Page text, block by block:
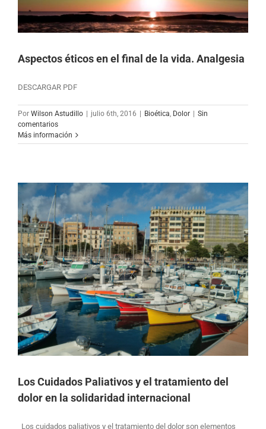
Aspectos éticos en el final de la vida. Analgesia
DESCARGAR PDF
Por Wilson Astudillo julio 6th, 2016 Bioética, Dolor
Sin
comentarios
Más información
Los Cuidados Paliativos y el tratamiento del
dolor en la solidaridad internacional
Los cuidados paliativos y el tratamiento del dolor son elementos